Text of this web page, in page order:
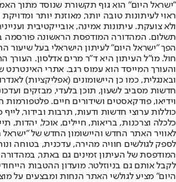
"ישראל היום" הוא גוף תקשורת שנוסד מתוך
ראוי לעיתונות טובה יותר, מאוזנת יותר
ולא צועקת. עיתונות אמינה, אובייקטיבית
הפך "ישראל היום" לעיתון הישראלי בעל שיעור
חול. מו"ל העיתון היא ד"ר מרים אדלסון. העורך
והעורך המייסד הוא עמוס רגב. אתרי האינטרנט
חדשות מסביב לשעון, תוכן בלעדי, מבזקים
וידיאו, פודקאסטים ושידורים חיים. פלטפורמות
כוללות ערוצי חדשות ודעות, תרבות ובידור, לייף
לאוויר האתר החדש והיישומון החדש של
לספק לגולשים חוויה מהירה, עדכנית, בטוחה
המודפסת של העיתון זמינים גם באתר,
לקבל אותם גם בניוזלטר. מועדון ההטבות
היום" מציע לגולשי האתר הנחות ומבצעים על